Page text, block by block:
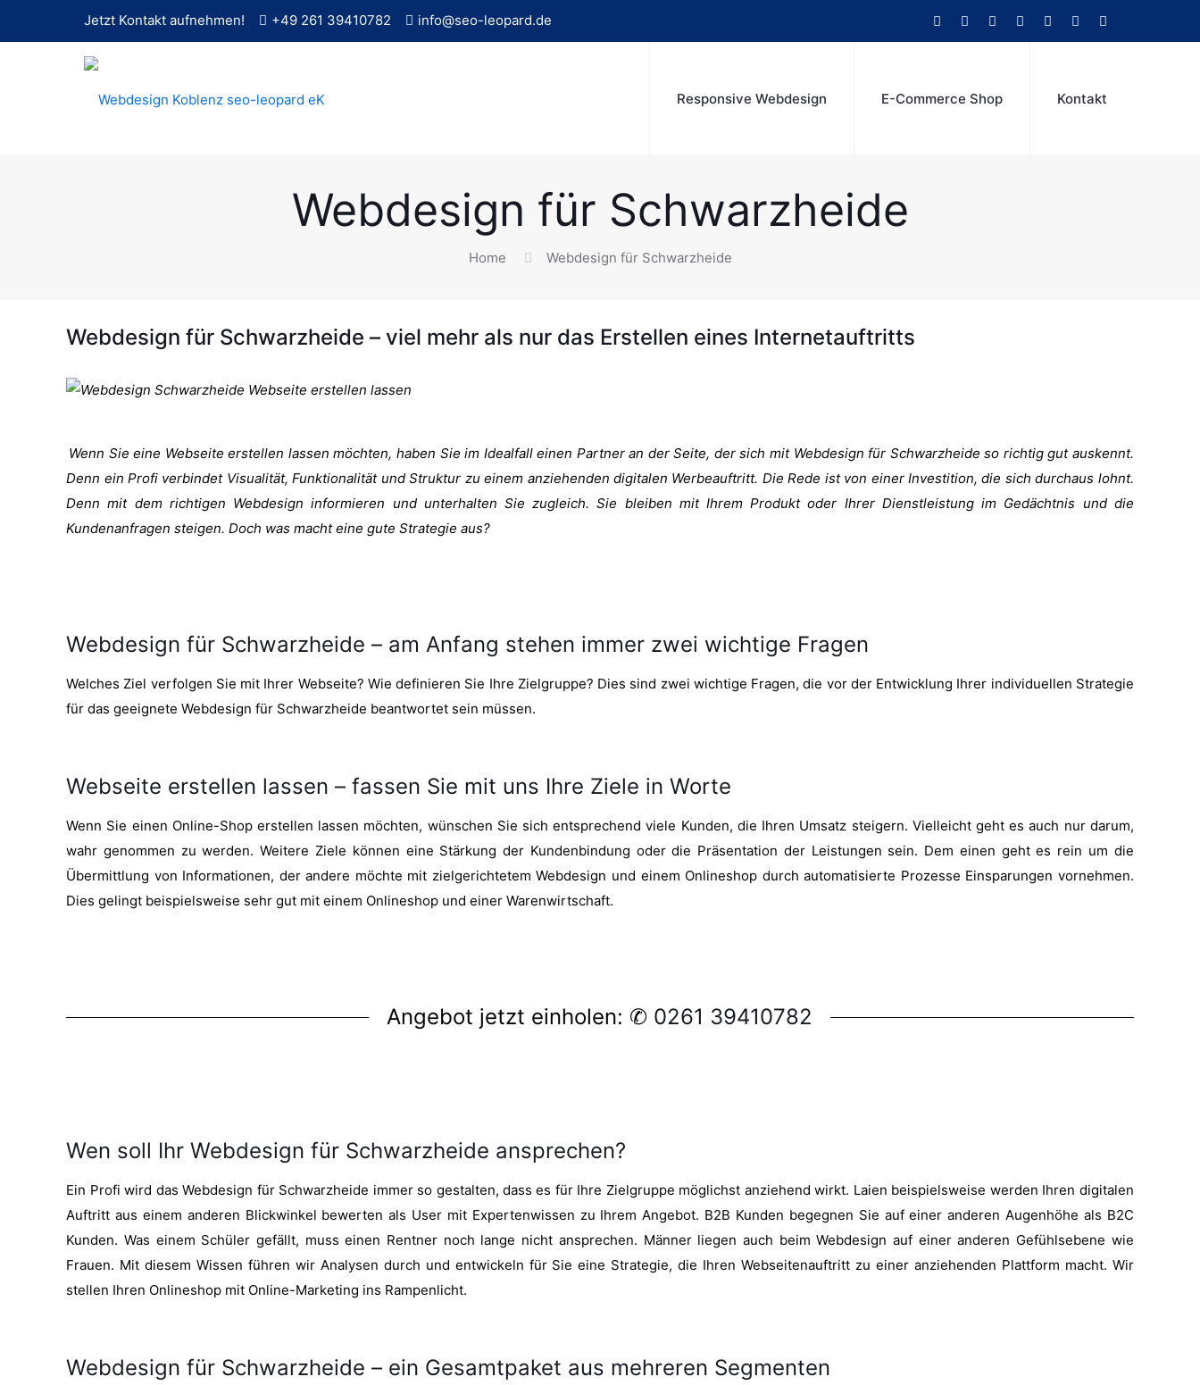
Jetzt Kontakt aufnehmen! +49 261 39410782 info@seo-leopard.de
Responsive Webdesign E-Commerce Shop Kontakt
Webdesign für Schwarzheide
Home Webdesign für Schwarzheide
Webdesign für Schwarzheide – viel mehr als nur das Erstellen eines Internetauftritts
Wenn Sie eine Webseite erstellen lassen möchten, haben Sie im Idealfall einen Partner an der Seite, der sich mit Webdesign für Schwarzheide so richtig gut auskennt.
Denn ein Profi verbindet Visualität, Funktionalität und Struktur zu einem anziehenden digitalen Werbeauftritt. Die Rede ist von einer Investition, die sich durchaus lohnt.
Denn mit dem richtigen Webdesign informieren und unterhalten Sie zugleich. Sie bleiben mit Ihrem Produkt oder Ihrer Dienstleistung im Gedächtnis und die
Kundenanfragen steigen. Doch was macht eine gute Strategie aus?
Webdesign für Schwarzheide – am Anfang stehen immer zwei wichtige Fragen
Welches Ziel verfolgen Sie mit Ihrer Webseite? Wie definieren Sie Ihre Zielgruppe? Dies sind zwei wichtige Fragen, die vor der Entwicklung Ihrer individuellen Strategie
für das geeignete Webdesign für Schwarzheide beantwortet sein müssen.
Webseite erstellen lassen – fassen Sie mit uns Ihre Ziele in Worte
Wenn Sie einen Online-Shop erstellen lassen möchten, wünschen Sie sich entsprechend viele Kunden, die Ihren Umsatz steigern. Vielleicht geht es auch nur darum,
wahr genommen zu werden. Weitere Ziele können eine Stärkung der Kundenbindung oder die Präsentation der Leistungen sein. Dem einen geht es rein um die
Übermittlung von Informationen, der andere möchte mit zielgerichtetem Webdesign und einem Onlineshop durch automatisierte Prozesse Einsparungen vornehmen.
Dies gelingt beispielsweise sehr gut mit einem Onlineshop und einer Warenwirtschaft.
Angebot jetzt einholen: ✆ 0261 39410782
Wen soll Ihr Webdesign für Schwarzheide ansprechen?
Ein Profi wird das Webdesign für Schwarzheide immer so gestalten, dass es für Ihre Zielgruppe möglichst anziehend wirkt. Laien beispielsweise werden Ihren digitalen
Auftritt aus einem anderen Blickwinkel bewerten als User mit Expertenwissen zu Ihrem Angebot. B2B Kunden begegnen Sie auf einer anderen Augenhöhe als B2C
Kunden. Was einem Schüler gefällt, muss einen Rentner noch lange nicht ansprechen. Männer liegen auch beim Webdesign auf einer anderen Gefühlsebene wie
Frauen. Mit diesem Wissen führen wir Analysen durch und entwickeln für Sie eine Strategie, die Ihren Webseitenauftritt zu einer anziehenden Plattform macht. Wir
stellen Ihren Onlineshop mit Online-Marketing ins Rampenlicht.
Webdesign für Schwarzheide – ein Gesamtpaket aus mehreren Segmenten